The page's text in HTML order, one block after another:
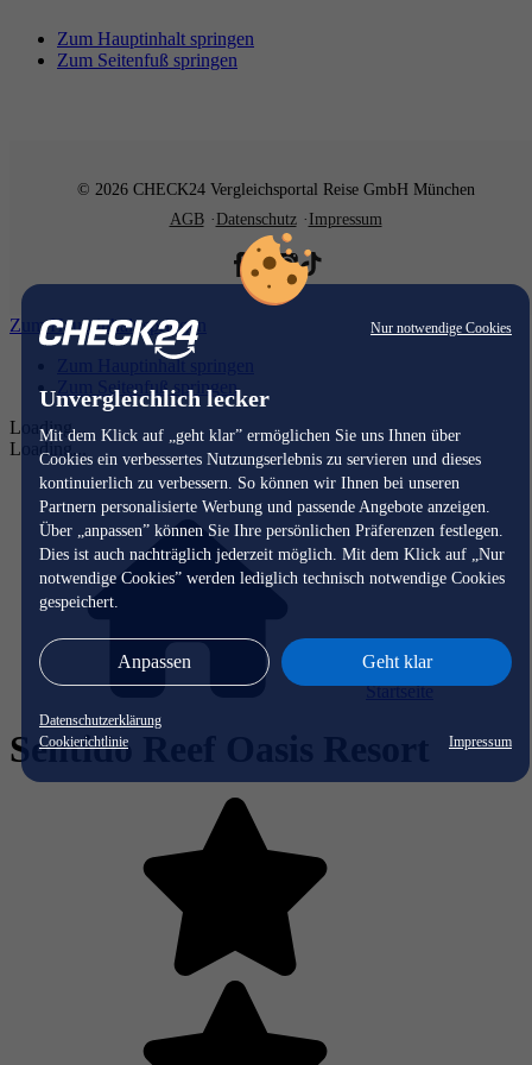
Nur notwendige Cookies
Unvergleichlich lecker
Mit dem Klick auf „geht klar” ermöglichen Sie uns Ihnen über
Cookies ein verbessertes Nutzungserlebnis zu servieren und dieses
kontinuierlich zu verbessern. So können wir Ihnen bei unseren
Partnern personalisierte Werbung und passende Angebote anzeigen.
Über „anpassen” können Sie Ihre persönlichen Präferenzen festlegen.
Dies ist auch nachträglich jederzeit möglich. Mit dem Klick auf „Nur
notwendige Cookies” werden lediglich technisch notwendige Cookies
gespeichert.
Anpassen Geht klar
Datenschutzerklärung
Cookierichtlinie
Impressum
Zum Hauptinhalt springen
Zum Seitenfuß springen
© 2026 CHECK24 Vergleichsportal Reise GmbH München
AGB
Datenschutz Impressum
Zum Hauptinhalt springen
Zum Hauptinhalt springen
Zum Seitenfuß springen
Loading...
Loading...
Startseite
Sentido Reef Oasis Resort